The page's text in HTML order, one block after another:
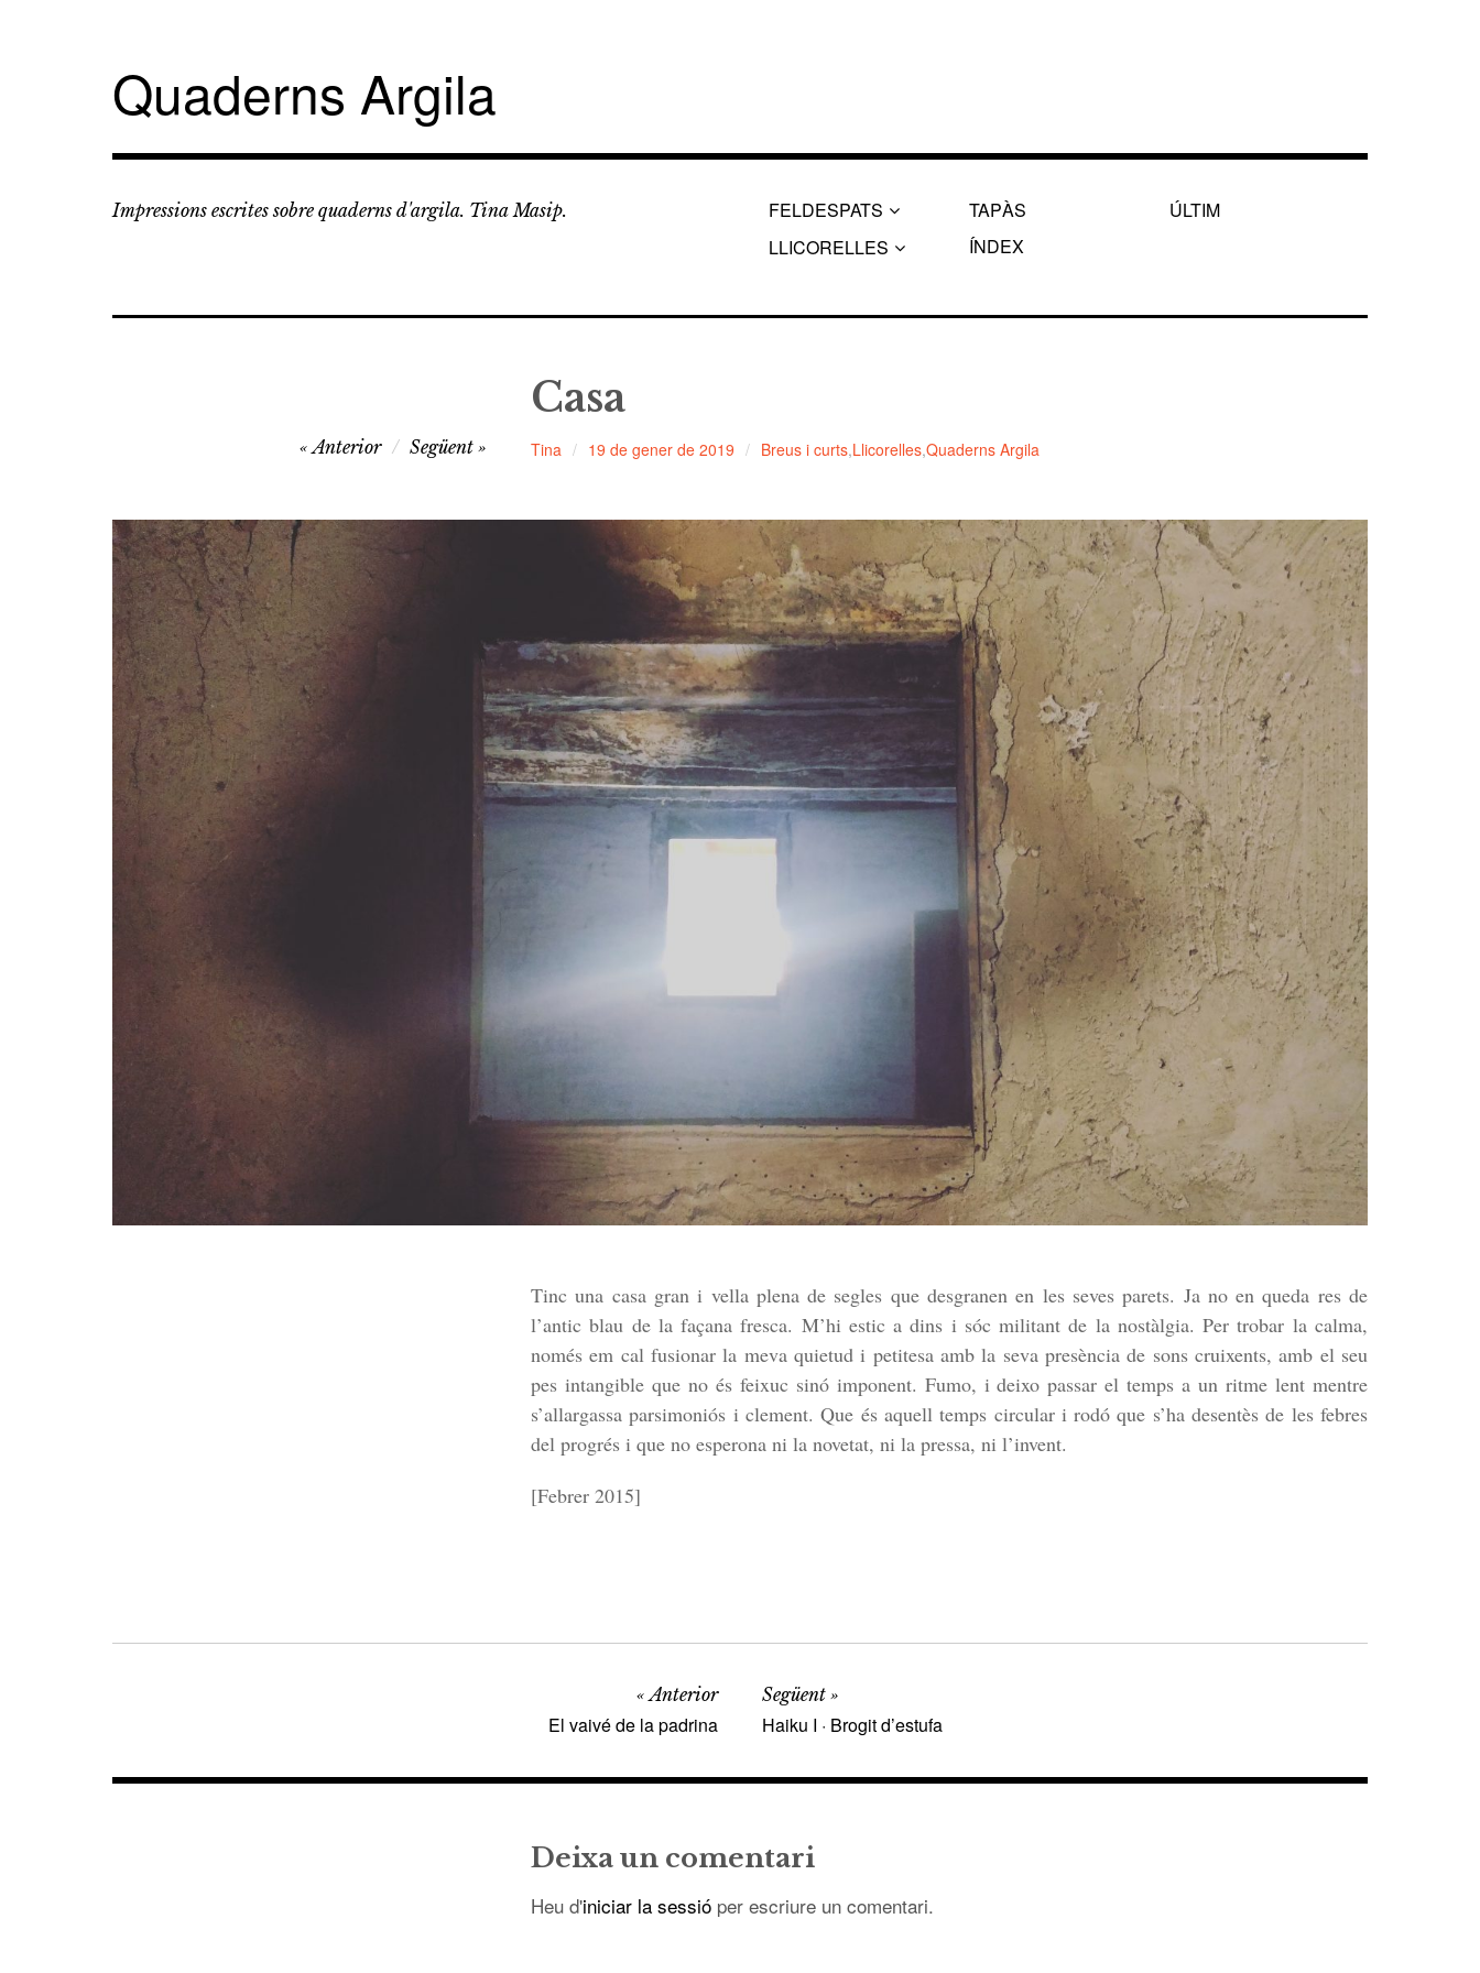
Quaderns Argila
Impressions escrites sobre quaderns d'argila. Tina Masip.
FELDESPATS
LLICORELLES
TAPÀS
ÍNDEX
ÚLTIM
Casa
Tina 19 de gener de 2019 Breus i curts,Llicorelles,Quaderns Argila
Anterior Següent
Tinc una casa gran i vella plena de segles que desgranen en les seves parets. Ja no en queda res de
l’antic blau de la façana fresca. M’hi estic a dins i sóc militant de la nostàlgia. Per trobar la calma,
només em cal fusionar la meva quietud i petitesa amb la seva presència de sons cruixents, amb el seu
pes intangible que no és feixuc sinó imponent. Fumo, i deixo passar el temps a un ritme lent mentre
s’allargassa parsimoniós i clement. Que és aquell temps circular i rodó que s’ha desentès de les febres
del progrés i que no esperona ni la novetat, ni la pressa, ni l’invent.
[Febrer 2015]
Anterior
El vaivé de la padrina
Següent
Haiku I · Brogit d’estufa
Deixa un comentari
Heu d'iniciar la sessióper escriure un comentari.